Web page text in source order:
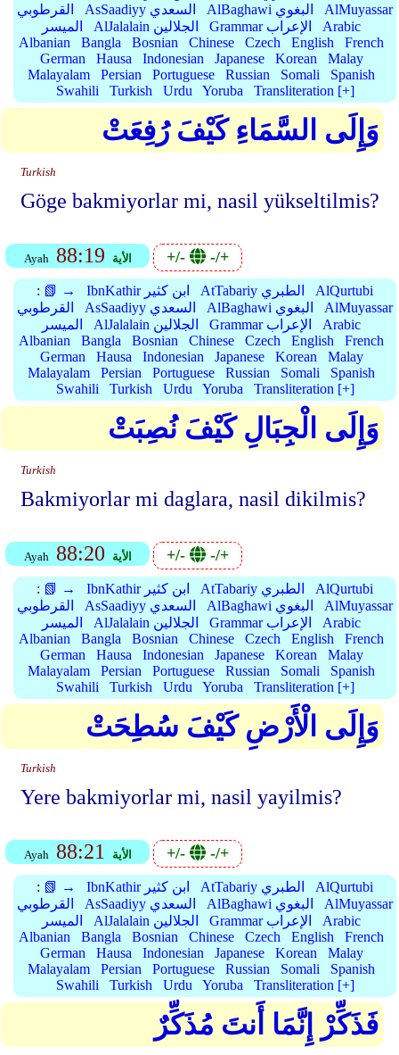
القرطوبي AsSaadiyy السعدي AlBaghawi البغوي
AlMuyassar
الميسر
AlJalalain الجلالين Grammar الإعراب
Arabic
Albanian
Bangla Bosnian Chinese Czech English
French
German
Hausa Indonesian Japanese Korean
Malay
Malayalam
Persian Portuguese Russian Somali
Spanish
Swahili
Turkish Urdu Yoruba Transliteration [+]
وَإِلَى السَّمَاءِ كَيْفَ رُفِعَتْ
Turkish
Göge bakmiyorlar mi, nasil yükseltilmis?
Ayah 88:19 الأية +/- -/+
: 📗 → IbnKathir ابن كثير AtTabariy الطبري
AlQurtubi
القرطوبي
AsSaadiyy السعدي AlBaghawi البغوي
AlMuyassar
الميسر
AlJalalain الجلالين Grammar الإعراب
Arabic
Albanian
Bangla Bosnian Chinese Czech English
French
German
Hausa Indonesian Japanese Korean
Malay
Malayalam
Persian Portuguese Russian Somali
Spanish
Swahili
Turkish Urdu Yoruba Transliteration [+]
وَإِلَى الْجِبَالِ كَيْفَ نُصِبَتْ
Turkish
Bakmiyorlar mi daglara, nasil dikilmis?
Ayah 88:20 الأية +/- -/+
: 📗 → IbnKathir ابن كثير AtTabariy الطبري
AlQurtubi
القرطوبي
AsSaadiyy السعدي AlBaghawi البغوي
AlMuyassar
الميسر
AlJalalain الجلالين Grammar الإعراب
Arabic
Albanian
Bangla Bosnian Chinese Czech English
French
German
Hausa Indonesian Japanese Korean
Malay
Malayalam
Persian Portuguese Russian Somali
Spanish
Swahili
Turkish Urdu Yoruba Transliteration [+]
وَإِلَى الْأَرْضِ كَيْفَ سُطِحَتْ
Turkish
Yere bakmiyorlar mi, nasil yayilmis?
Ayah 88:21 الأية +/- -/+
: 📗 → IbnKathir ابن كثير AtTabariy الطبري
AlQurtubi
القرطوبي
AsSaadiyy السعدي AlBaghawi البغوي
AlMuyassar
الميسر
AlJalalain الجلالين Grammar الإعراب
Arabic
Albanian
Bangla Bosnian Chinese Czech English
French
German
Hausa Indonesian Japanese Korean
Malay
Malayalam
Persian Portuguese Russian Somali
Spanish
Swahili
Turkish Urdu Yoruba Transliteration [+]
فَذَكِّرْ إِنَّمَا أَنتَ مُذَكِّرٌ